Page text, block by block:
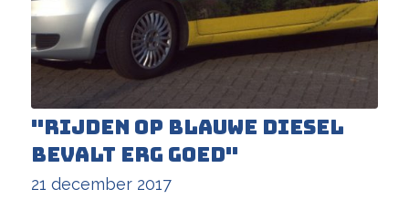
"Rijden op blauwe diesel
bevalt erg goed"
21 december 2017